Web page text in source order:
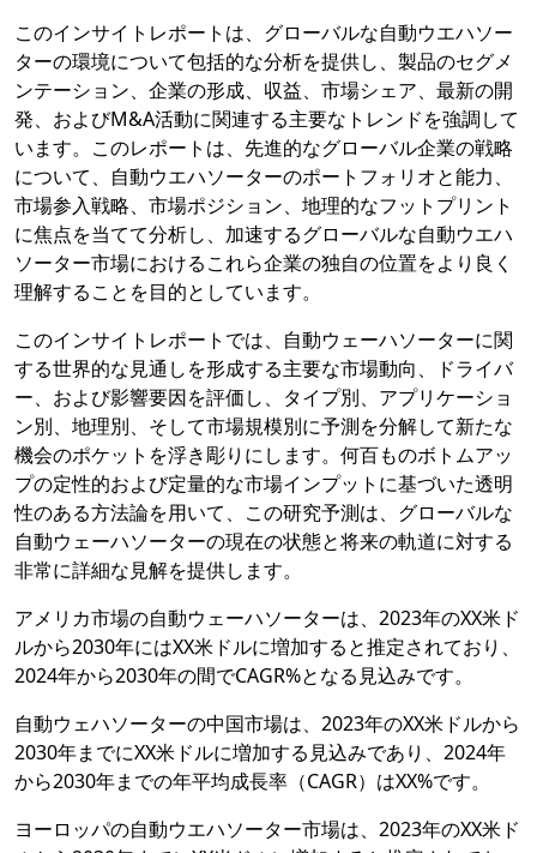
このインサイトレポートは、グローバルな自動ウエハソー
ターの環境について包括的な分析を提供し、製品のセグメ
ンテーション、企業の形成、収益、市場シェア、最新の開
発、およびM&A活動に関連する主要なトレンドを強調して
います。このレポートは、先進的なグローバル企業の戦略
について、自動ウエハソーターのポートフォリオと能力、
市場参入戦略、市場ポジション、地理的なフットプリント
に焦点を当てて分析し、加速するグローバルな自動ウエハ
ソーター市場におけるこれら企業の独自の位置をより良く
理解することを目的としています。
このインサイトレポートでは、自動ウェーハソーターに関
する世界的な見通しを形成する主要な市場動向、ドライバ
ー、および影響要因を評価し、タイプ別、アプリケーショ
ン別、地理別、そして市場規模別に予測を分解して新たな
機会のポケットを浮き彫りにします。何百ものボトムアッ
プの定性的および定量的な市場インプットに基づいた透明
性のある方法論を用いて、この研究予測は、グローバルな
自動ウェーハソーターの現在の状態と将来の軌道に対する
非常に詳細な見解を提供します。
アメリカ市場の自動ウェーハソーターは、2023年のXX米ド
ルから2030年にはXX米ドルに増加すると推定されており、
2024年から2030年の間でCAGR%となる見込みです。
自動ウェハソーターの中国市場は、2023年のXX米ドルから
2030年までにXX米ドルに増加する見込みであり、2024年
から2030年までの年平均成長率（CAGR）はXX%です。
ヨーロッパの自動ウエハソーター市場は、2023年のXX米ド